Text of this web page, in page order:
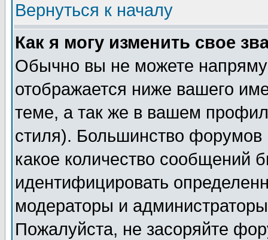
Вернуться к началу
Как я могу изменить свое
Обычно вы не можете
отображается ниже вашего
теме, а так же в вашем
стиля). Большинство форумов
какое количество сообщений
идентифицировать
модераторы и
Пожалуйста, не засоряйте